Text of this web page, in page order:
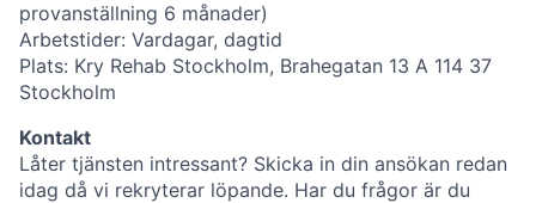
provanställning 6 månader)
Arbetstider: Vardagar, dagtid
Plats: Kry Rehab Stockholm, Brahegatan 13 A 114 37
Stockholm
Kontakt
Låter tjänsten intressant? Skicka in din ansökan redan
idag då vi rekryterar löpande. Har du frågor är du